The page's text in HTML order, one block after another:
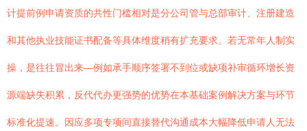
计提前例申请资质的共性门槛相对是分公司管与总部审计、注册建造
和其他执业技能证书配备等具体维度稍有扩充要求。若无常年人制实
操，是往往冒出来—例如承手顺序签署不到位或缺项补审循环增长资
源端缺失积累，反代代办更强势的优势在本基础案例解决方案与环节
标准化提速。因应多项专项间直接替代沟通成本大幅降低申请人无法